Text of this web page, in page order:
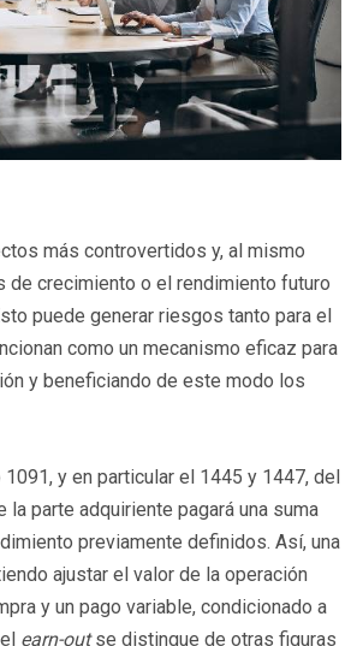
más controvertidos y, al mismo
de crecimiento o el rendimiento futuro
puede generar riesgos tanto para el
como un mecanismo eficaz para
y beneficiando de este modo los
y en particular el 1445 y 1447, del
parte adquiriente pagará una suma
previamente definidos. Así, una
ajustar el valor de la operación
y un pago variable, condicionado a
earn-outse distingue de otras figuras